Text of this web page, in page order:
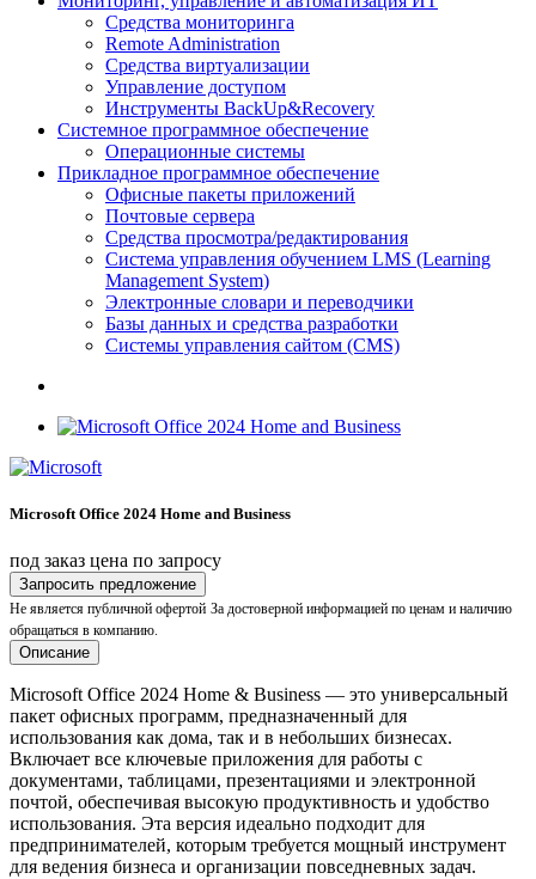
Средства мониторинга
Remote Administration
Средства виртуализации
Управление доступом
Инструменты BackUp&Recovery
Системное программное обеспечение
Операционные системы
Прикладное программное обеспечение
Офисные пакеты приложений
Почтовые сервера
Средства просмотра/редактирования
Система управления обучением LMS (Learning
Management System)
Электронные словари и переводчики
Базы данных и средства разработки
Системы управления сайтом (CMS)
Microsoft Office 2024 Home and Business
под заказ цена по запросу
Запросить предложение
Не является публичной офертой За достоверной информацией по ценам и наличию
обращаться в компанию.
Описание
Microsoft Office 2024 Home & Business — это универсальный
пакет офисных программ, предназначенный для
использования как дома, так и в небольших бизнесах.
Включает все ключевые приложения для работы с
документами, таблицами, презентациями и электронной
почтой, обеспечивая высокую продуктивность и удобство
использования. Эта версия идеально подходит для
предпринимателей, которым требуется мощный инструмент
для ведения бизнеса и организации повседневных задач.